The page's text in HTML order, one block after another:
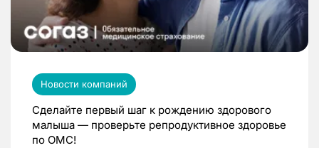
Новости компаний
Сделайте первый шаг к рождению здорового
малыша — проверьте репродуктивное здоровье
по ОМС!